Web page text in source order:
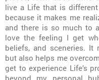
live a Life that is
because it makes me
and there is so much to
love the feeling I get
beliefs, and sceneries. It
but also helps me
get to experience Life’s
beyond my personal